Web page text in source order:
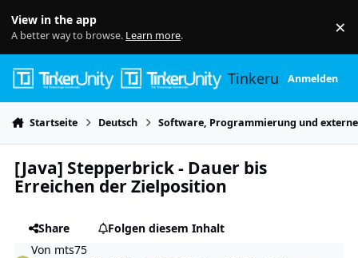
View in the app
A better way to browse. Learn more. ×
TinkerunityAnmelden
Startseite Deutsch Software, Programmierung und
[Java] Stepperbrick - Dauer bis
Erreichen der Zielposition
Share
Folgen diesem Inhalt
Von mts75